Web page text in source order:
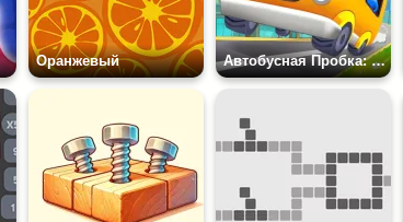
Оранжевый Автобусная Пробка: Парковка для Автобусов